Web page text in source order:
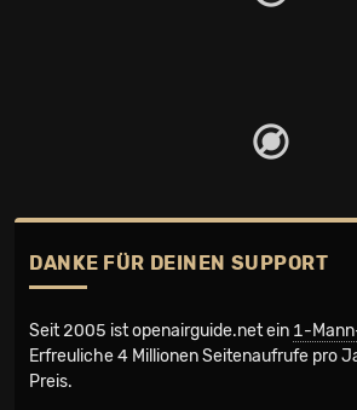
DANKE FÜR DEINEN SUPPORT
Seit 2005 ist openairguide.net ein 1-
Erfreuliche 4 Millionen Seiten­aufrufe pro
Preis.